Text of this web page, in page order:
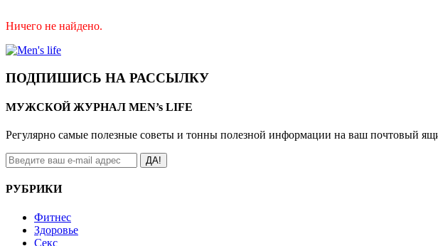
Ничего не найдено.
ПОДПИШИСЬ НА РАССЫЛКУ
МУЖСКОЙ ЖУРНАЛ MEN’s LIFE
Регулярно самые полезные советы и тонны полезной информации на ваш почтовый
ДА!
РУБРИКИ
Фитнес
Здоровье
Секс